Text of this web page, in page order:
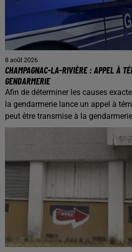
8 août 2026
CHAMPAGNAC-LA-RIVIÈRE : APPEL À
GENDARMERIE
Afin de déterminer les causes
la gendarmerie lance un appel à
peut être transmise à la